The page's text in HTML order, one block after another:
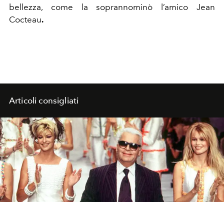
bellezza, come la soprannominò l’amico Jean
Cocteau.
Articoli consigliati